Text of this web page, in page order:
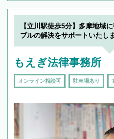
【立川駅徒歩5分】多摩地域
ブルの解決をサポートいたし
もえぎ法律事務所
オンライン相談可 駐車場あり